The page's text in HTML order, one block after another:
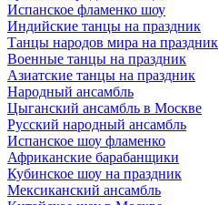
Испанское фламенко шоу
Индийские танцы на праздник
Танцы народов мира на праздник
Военные танцы на праздник
Азиатские танцы на праздник
Народный ансамбль
Цыганский ансамбль в Москве
Русский народный ансамбль
Испанское шоу фламенко
Африканские барабанщики
Кубинское шоу на праздник
Мексиканский ансамбль